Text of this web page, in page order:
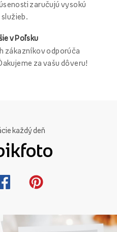
zaručujú vysokú
služieb.
v Poľsku
zákazníkov odporúča
za vašu dôveru!
každý deň